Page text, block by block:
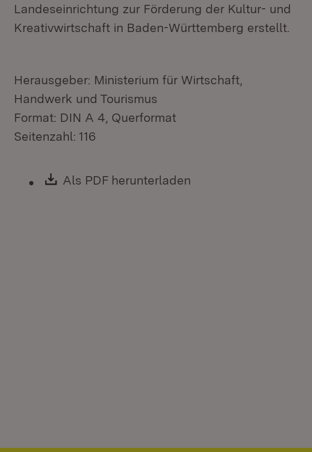
Landeseinrichtung zur Förderung der Kultur- und
Kreativwirtschaft in Baden-Württemberg erstellt.
Herausgeber: Ministerium für Wirtschaft,
Handwerk und Tourismus
Format: DIN A 4, Querformat
Seitenzahl: 116
Download:
Als PDF herunterladen